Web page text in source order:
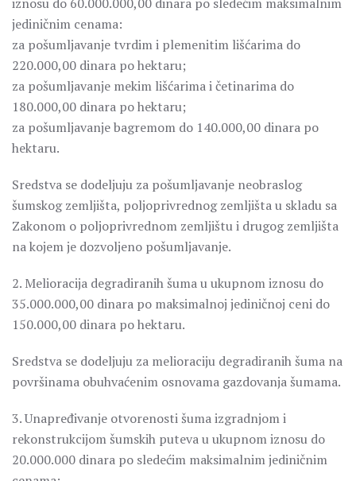
jediničnim cenama:
za pošumljavanje tvrdim i plemenitim lišćarima do
220.000,00 dinara po hektaru;
za pošumljavanje mekim lišćarima i četinarima do
180.000,00 dinara po hektaru;
za pošumljavanje bagremom do 140.000,00 dinara po
hektaru.
Sredstva se dodeljuju za pošumljavanje neobraslog
šumskog zemljišta, poljoprivrednog zemljišta u skladu sa
Zakonom o poljoprivrednom zemljištu i drugog zemljišta
na kojem je dozvoljeno pošumljavanje.
2. Melioracija degradiranih šuma u ukupnom iznosu do
35.000.000,00 dinara po maksimalnoj jediničnoj ceni do
150.000,00 dinara po hektaru.
Sredstva se dodeljuju za melioraciju degradiranih šuma na
površinama obuhvaćenim osnovama gazdovanja šumama.
3. Unapređivanje otvorenosti šuma izgradnjom i
rekonstrukcijom šumskih puteva u ukupnom iznosu do
20.000.000 dinara po sledećim maksimalnim jediničnim